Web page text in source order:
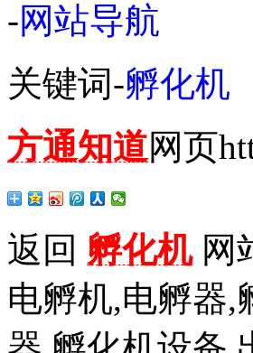
-网站导航
关键词-孵化机
方通知道网页
返回 孵化机网
电孵机,电孵器,